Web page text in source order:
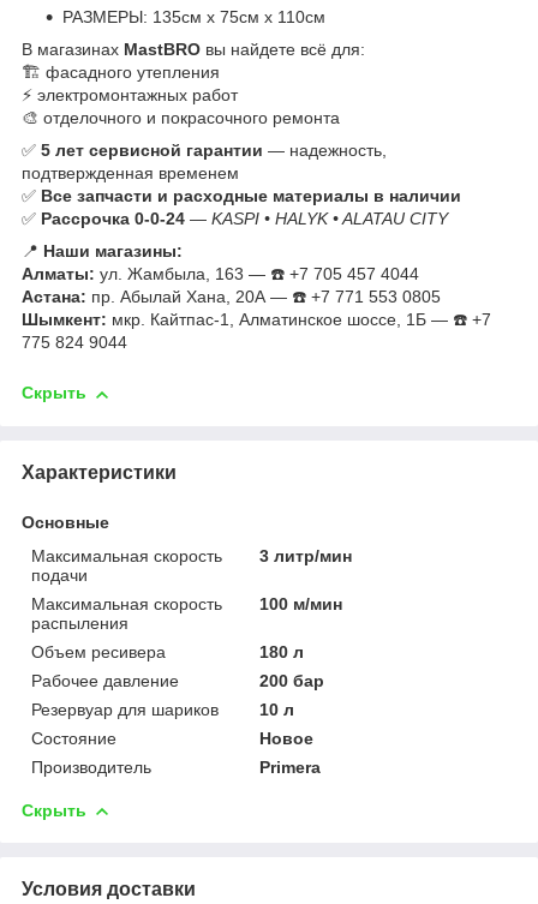
РАЗМЕРЫ: 135см х 75см х 110см
В магазинах MastBRO вы найдете всё для:
🏗️ фасадного утепления
⚡ электромонтажных работ
🎨 отделочного и покрасочного ремонта
✅ 5 лет сервисной гарантии — надежность,
подтвержденная временем
✅ Все запчасти и расходные материалы в наличии
✅ Рассрочка 0-0-24 — KASPI • HALYK • ALATAU CITY
📍 Наши магазины:
Алматы: ул. Жамбыла, 163 — ☎️ +7 705 457 4044
Астана: пр. Абылай Хана, 20А — ☎️ +7 771 553 0805
Шымкент: мкр. Кайтпас-1, Алматинское шоссе, 1Б — ☎️ +7
775 824 9044
Скрыть
Характеристики
Основные
Максимальная скорость
подачи
3 литр/мин
Максимальная скорость
распыления
100 м/мин
Объем ресивера
180 л
Рабочее давление
200 бар
Резервуар для шариков
10 л
Состояние
Новое
Производитель
Primera
Скрыть
Условия доставки